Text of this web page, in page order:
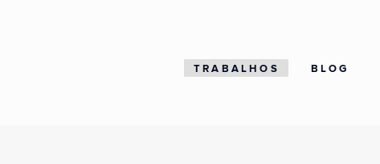
TRABALHOS BLOG